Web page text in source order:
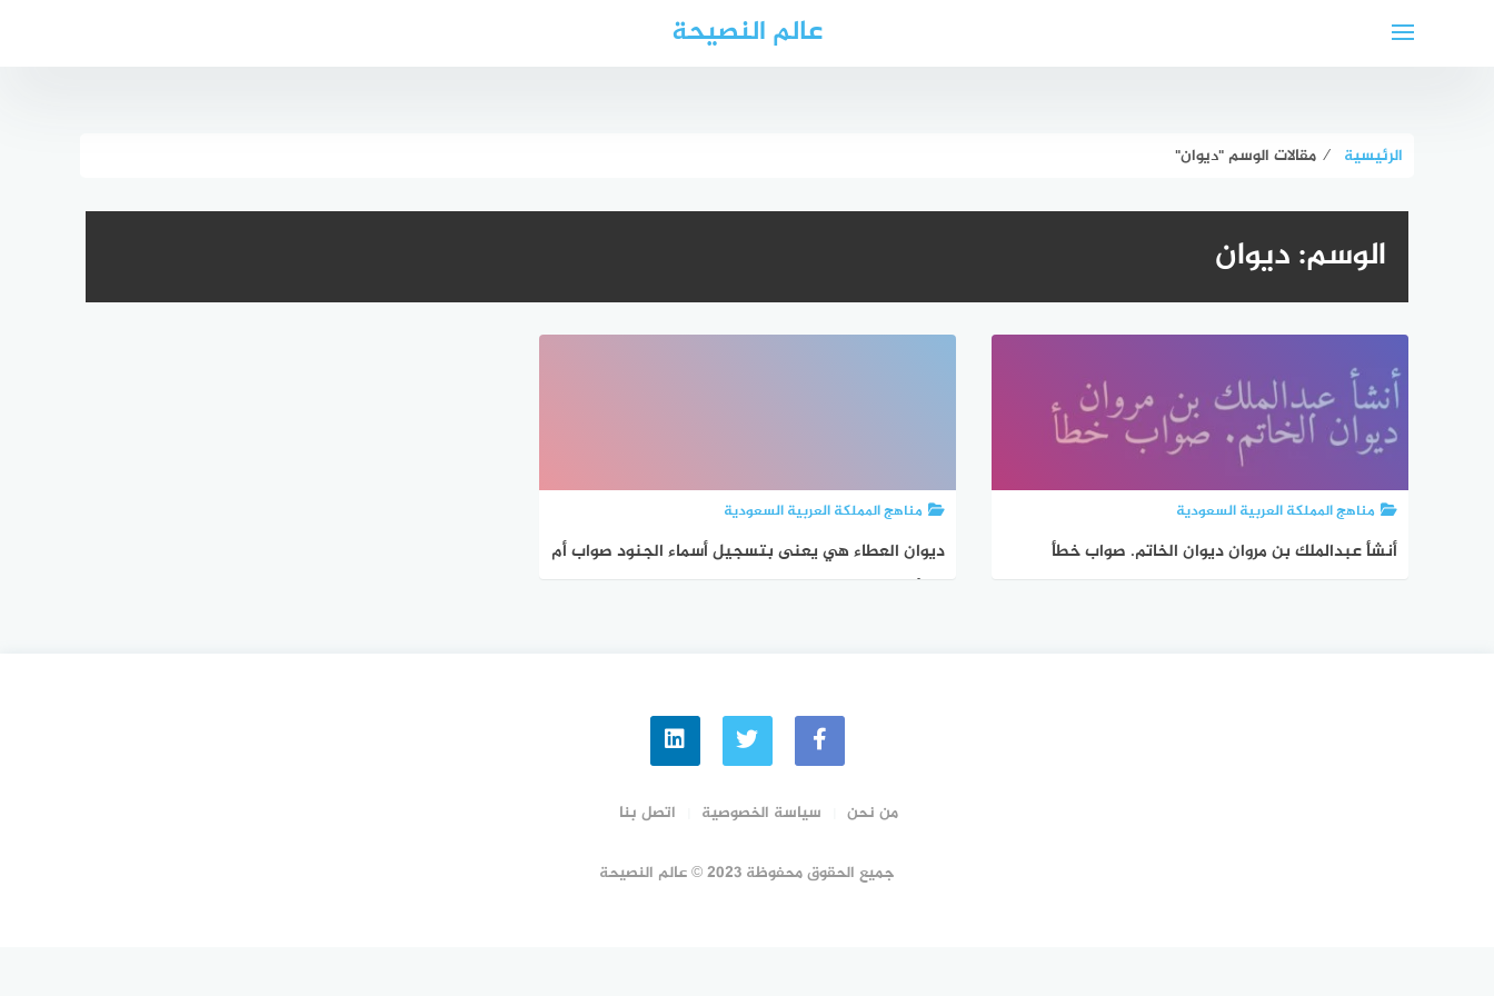
عالم النصيحة
الرئيسية ⁄ مقالات الوسم "ديوان"
الوسم:ديوان
مناهج المملكة العربية السعودية
أنشأ عبدالملك بن مروان ديوان الخاتم. صواب خطأ
مناهج المملكة العربية السعودية
ديوان العطاء هي يعنى بتسجيل أسماء الجنود صواب أم
من نحن سياسة الخصوصية اتصل بنا
جميع الحقوق محفوظة 2023 © عالم النصيحة